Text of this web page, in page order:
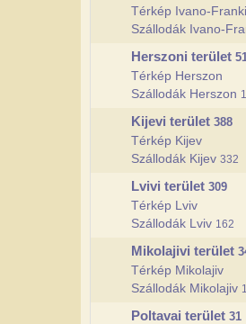
Térkép Ivano-
Szállodák Ivano-
Herszoni terület
Térkép Herszon
Szállodák Herszon
Kijevi terület 388
Térkép Kijev
Szállodák Kijev 332
Lvivi terület 309
Térkép Lviv
Szállodák Lviv 162
Mikolajivi terület
Térkép Mikolajiv
Szállodák Mikolajiv
Poltavai terület 31